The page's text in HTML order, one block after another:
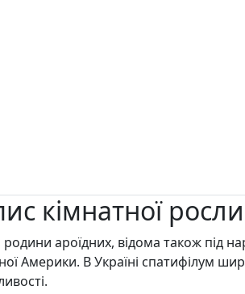
кімнатної
ароїдних, відома також під
Америки. В Україні спатифілум